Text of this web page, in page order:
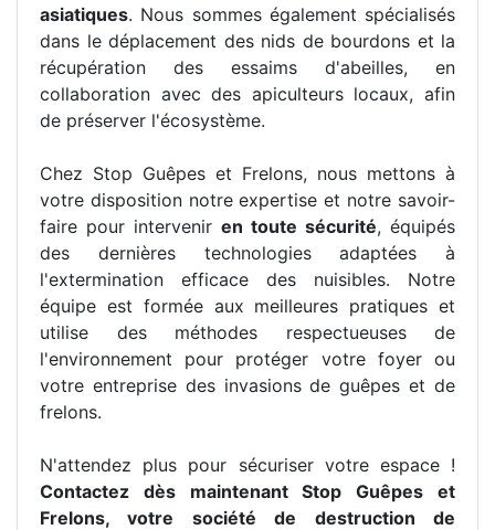
asiatiques. Nous sommes également spécialisés
dans le déplacement des nids de bourdons et la
récupération des essaims d'abeilles, en
collaboration avec des apiculteurs locaux, afin
de préserver l'écosystème.
Chez Stop Guêpes et Frelons, nous mettons à
votre disposition notre expertise et notre savoir-
faire pour intervenir en toute sécurité, équipés
des dernières technologies adaptées à
l'extermination efficace des nuisibles. Notre
équipe est formée aux meilleures pratiques et
utilise des méthodes respectueuses de
l'environnement pour protéger votre foyer ou
votre entreprise des invasions de guêpes et de
frelons.
N'attendez plus pour sécuriser votre espace !
Contactez dès maintenant Stop Guêpes et
Frelons, votre société de destruction de